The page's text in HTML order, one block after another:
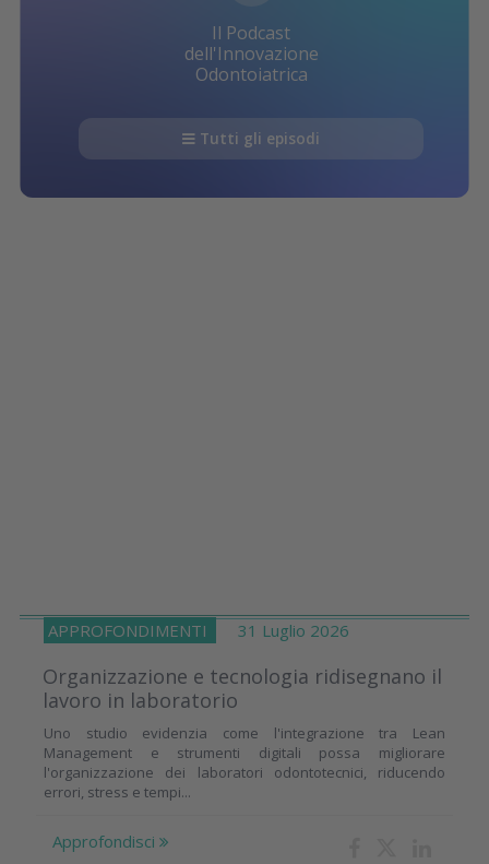
Il Podcast
dell'Innovazione
Odontoiatrica
Tutti gli episodi
APPROFONDIMENTI 31 Luglio 2026
Organizzazione e tecnologia ridisegnano il
lavoro in laboratorio
Uno studio evidenzia come l'integrazione tra Lean
Management e strumenti digitali possa migliorare
l'organizzazione dei laboratori odontotecnici, riducendo
errori, stress e tempi...
Approfondisci